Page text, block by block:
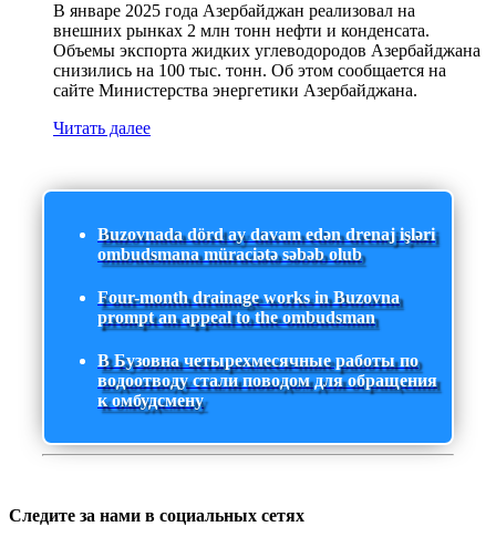
В январе 2025 года Азербайджан реализовал на
внешних рынках 2 млн тонн нефти и конденсата.
Объемы экспорта жидких углеводородов Азербайджана
снизились на 100 тыс. тонн. Об этом сообщается на
сайте Министерства энергетики Азербайджана.
Читать далее
Buzovnada dörd ay davam edən drenaj işləri
ombudsmana müraciətə səbəb olub
Four-month drainage works in Buzovna
prompt an appeal to the ombudsman
В Бузовна четырехмесячные работы по
водоотводу стали поводом для обращения
к омбудсмену
Следите за нами в социальных сетях